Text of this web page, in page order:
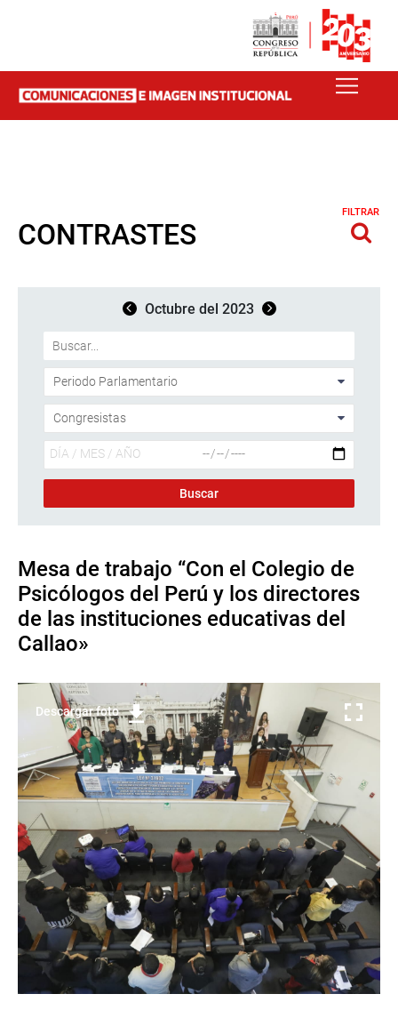
CONTRASTES
FILTRAR
Octubre del 2023
Mesa de trabajo “Con el Colegio de
Psicólogos del Perú y los directores
de las instituciones educativas del
Callao»
Descargar foto